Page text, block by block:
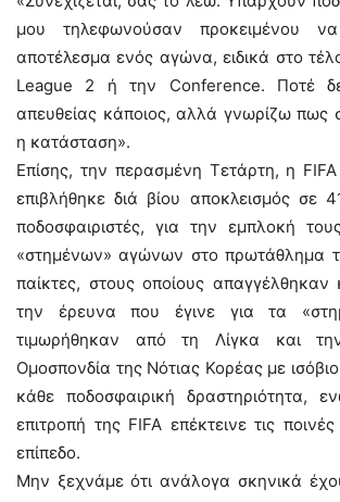
μου τηλεφωνούσαν προκειμένου
αποτέλεσμα ενός αγώνα, ειδικά στο
League 2 ή την Conference. Ποτέ
απευθείας κάποιος, αλλά γνωρίζω πως
η κατάσταση».
Επίσης, την περασμένη Τετάρτη, η
επιβλήθηκε διά βίου αποκλεισμός σε
ποδοσφαιριστές, για την εμπλοκή
«στημένων» αγώνων στο πρωτάθλημα
παίκτες, στους οποίους απαγγέλθηκαν
την έρευνα που έγινε για τα
τιμωρήθηκαν από τη Λίγκα και
Ομοσπονδία της Νότιας Κορέας με
κάθε ποδοσφαιρική δραστηριότητα,
επιτροπή της FIFA επέκτεινε τις
επίπεδο.
Μην ξεχνάμε ότι ανάλογα σκηνικά